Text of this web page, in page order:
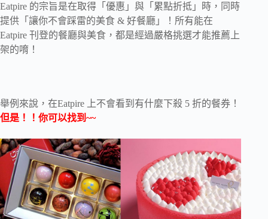
Eatpire 的宗旨是在取得「優惠」與「累點折抵」時，同時
提供「讓你不會踩雷的美食 & 好餐廳」！所有能在
Eatpire 刊登的餐廳與美食，都是經過嚴格挑選才能推薦上
架的唷！
舉例來說，在Eatpire 上不會看到有什麼下殺 5 折的餐券！
但是！！你可以找到~~